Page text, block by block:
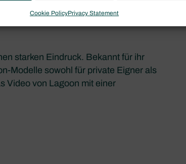
Cookie PolicyPrivacy Statement
starken Eindruck. Bekannt für ihr
Modelle sowohl für private Eigner als
Video von Lagoon mit einer